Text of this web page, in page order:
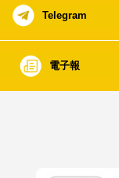
Telegram
電子報